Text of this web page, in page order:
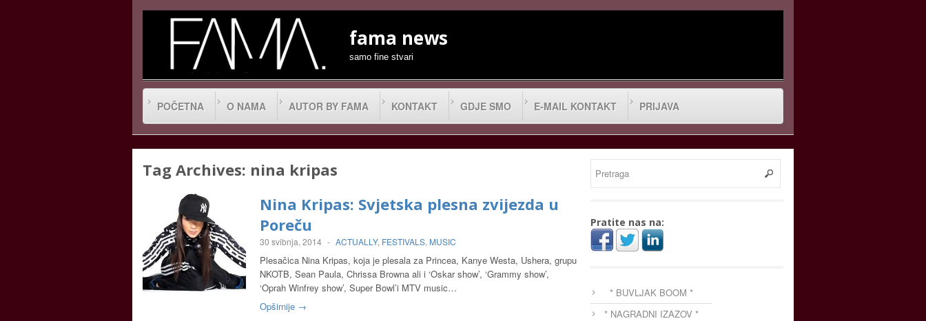
fama news
samo fine stvari
POČETNA O NAMA AUTOR BY FAMA KONTAKT GDJE SMO E-MAIL KONTAKT PRIJAVA
Tag Archives: nina kripas
Nina Kripas: Svjetska plesna zvijezda u
Poreču
30 svibnja, 2014 - ACTUALLY, FESTIVALS, MUSIC
Plesačica Nina Kripas, koja je plesala za Princea, Kanye Westa, Ushera, grupu
NKOTB, Sean Paula, Chrissa Browna ali i ‘Oskar show’, ‘Grammy show’,
‘Oprah Winfrey show’, Super Bowl’i MTV music…
Opširnije →
Pratite nas na:
* BUVLJAK BOOM *
* NAGRADNI IZAZOV *